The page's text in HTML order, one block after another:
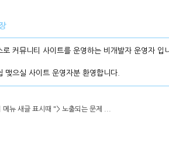
로 커뮤니티 사이트를 운영하는 비개발자 운영자 입니
맺으실 사이트 운영자분 환영합니다.
메뉴 새글 표시때 "> 노출되는 문제 ...